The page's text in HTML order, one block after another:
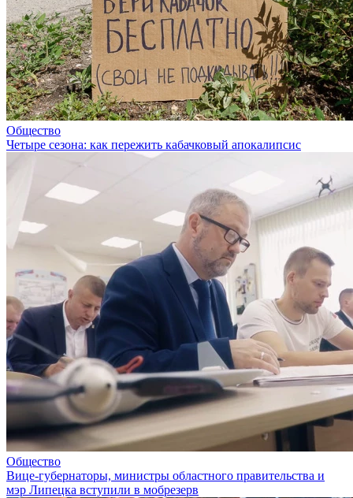
Общество
Четыре сезона: как пережить кабачковый апокалипсис
Общество
Вице-губернаторы, министры областного правительства и
мэр Липецка вступили в мобрезерв